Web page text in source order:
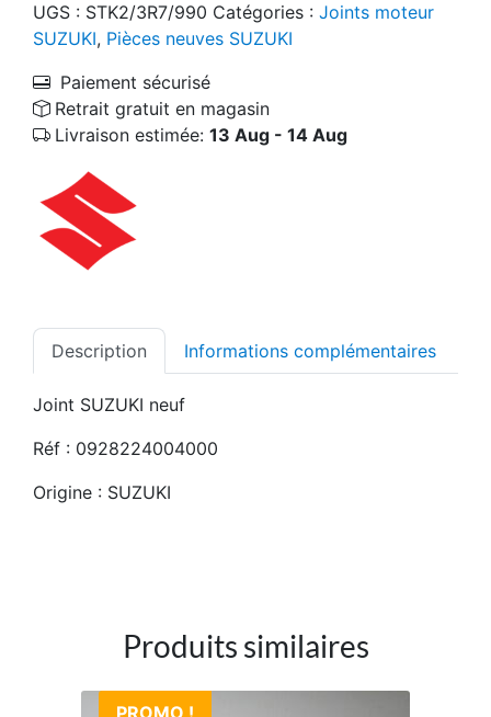
UGS : STK2/3R7/990 Catégories : Joints moteur
SUZUKI, Pièces neuves SUZUKI
Paiement sécurisé
Retrait gratuit en magasin
Livraison estimée: 13 Aug - 14 Aug
Description Informations complémentaires
Joint SUZUKI neuf
Réf : 0928224004000
Origine : SUZUKI
Produits similaires